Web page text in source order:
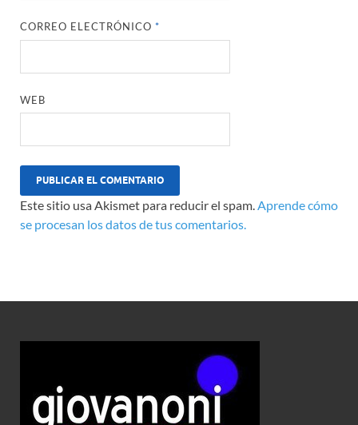
CORREO ELECTRÓNICO*
WEB
Este sitio usa Akismet para reducir el spam.Aprende cómo
se procesan los datos de tus comentarios.